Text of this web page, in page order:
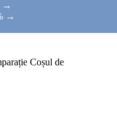
→
→
Coșul de